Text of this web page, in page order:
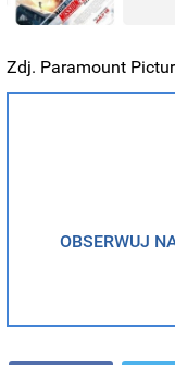
Zdj. Paramount
OBSERWUJ